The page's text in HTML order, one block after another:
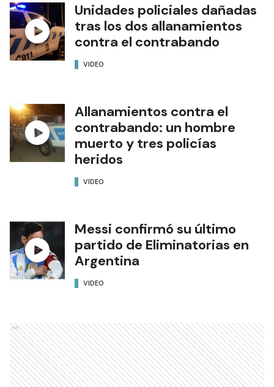
Unidades policiales dañadas
tras los dos allanamientos
contra el contrabando
VIDEO
Allanamientos contra el
contrabando: un hombre
muerto y tres policías
heridos
VIDEO
Messi confirmó su último
partido de Eliminatorias en
Argentina
VIDEO
Ads